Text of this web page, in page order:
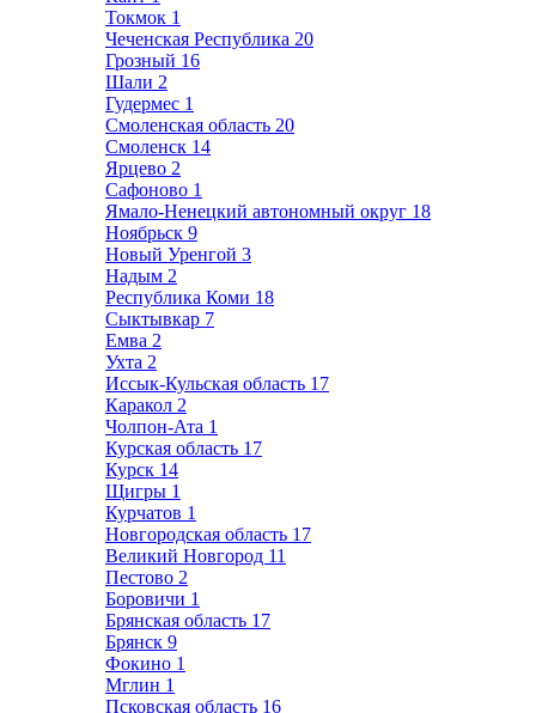
Токмок 1
Чеченская Республика 20
Грозный 16
Шали 2
Гудермес 1
Смоленская область 20
Смоленск 14
Ярцево 2
Сафоново 1
Ямало-Ненецкий автономный округ 18
Ноябрьск 9
Новый Уренгой 3
Надым 2
Республика Коми 18
Сыктывкар 7
Емва 2
Ухта 2
Иссык-Кульская область 17
Каракол 2
Чолпон-Ата 1
Курская область 17
Курск 14
Щигры 1
Курчатов 1
Новгородская область 17
Великий Новгород 11
Пестово 2
Боровичи 1
Брянская область 17
Брянск 9
Фокино 1
Мглин 1
Псковская область 16